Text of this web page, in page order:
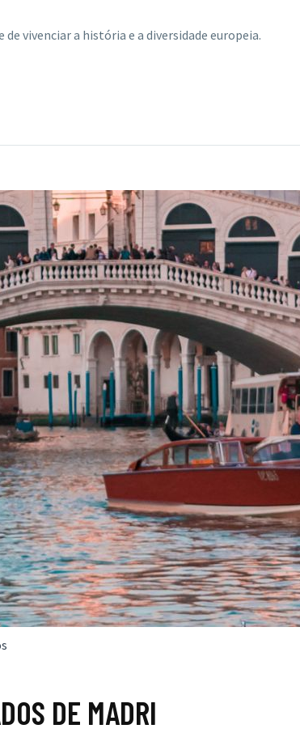
vivenciar a história e a diversidade europeia.
DE MADRI